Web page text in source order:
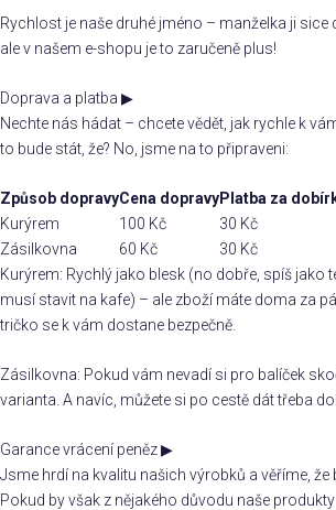
Rychlost je naše druhé jméno – manželka ji sice
ale v našem e-shopu je to zaručeně plus!
Doprava a platba ▶
Nechte nás hádat – chcete vědět, jak rychle k
to bude stát, že? No, jsme na to připraveni:
Způsob dopravyCena dopravyPlatba za
Kurýrem
100 Kč 30 Kč
Zásilkovna
60 Kč 30 Kč
Kurýrem: Rychlý jako blesk (no dobře, spíš jako
musí stavit na kafe) – ale zboží máte doma za
tričko se k vám dostane bezpečně.
Zásilkovna: Pokud vám nevadí si pro balíček
varianta. A navíc, můžete si po cestě dát třeba
Garance vrácení peněz▶
Jsme hrdí na kvalitu našich výrobků a věříme, že
Pokud by však z nějakého důvodu naše